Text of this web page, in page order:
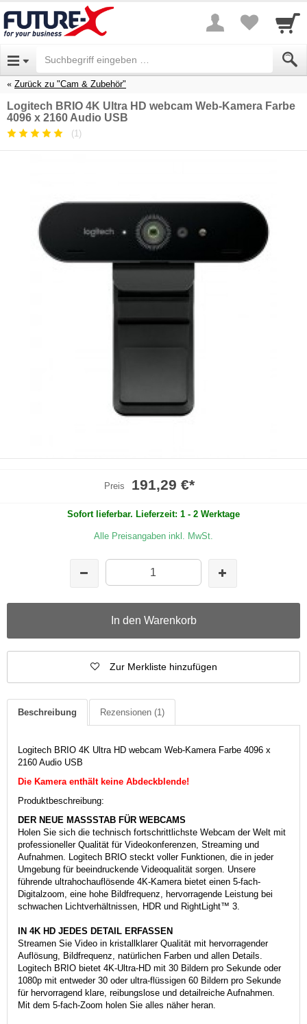
Zurück zu "Cam & Zubehör"
Logitech BRIO 4K Ultra HD webcam Web-Kamera Farbe
4096 x 2160 Audio USB
(1)
Preis 191,29 €*
Sofort lieferbar. Lieferzeit: 1 - 2 Werktage
Alle Preisangaben inkl. MwSt.
In den Warenkorb
Zur Merkliste hinzufügen
Beschreibung Rezensionen (1)
Logitech BRIO 4K Ultra HD webcam Web-Kamera Farbe 4096 x
2160 Audio USB
Die Kamera enthält keine Abdeckblende!
Produktbeschreibung:
DER NEUE MASSSTAB FÜR WEBCAMS
Holen Sie sich die technisch fortschrittlichste Webcam der Welt mit
professioneller Qualität für Videokonferenzen, Streaming und
Aufnahmen. Logitech BRIO steckt voller Funktionen, die in jeder
Umgebung für beeindruckende Videoqualität sorgen. Unsere
führende ultrahochauflösende 4K-Kamera bietet einen 5-fach-
Digitalzoom, eine hohe Bildfrequenz, hervorragende Leistung bei
schwachen Lichtverhältnissen, HDR und RightLight™ 3.
IN 4K HD JEDES DETAIL ERFASSEN
Streamen Sie Video in kristallklarer Qualität mit hervorragender
Auflösung, Bildfrequenz, natürlichen Farben und allen Details.
Logitech BRIO bietet 4K-Ultra-HD mit 30 Bildern pro Sekunde oder
1080p mit entweder 30 oder ultra-flüssigen 60 Bildern pro Sekunde
für hervorragend klare, reibungslose und detailreiche Aufnahmen.
Mit dem 5-fach-Zoom holen Sie alles näher heran.